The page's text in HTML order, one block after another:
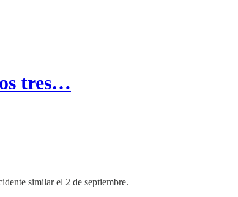
tres…
similar el 2 de septiembre.